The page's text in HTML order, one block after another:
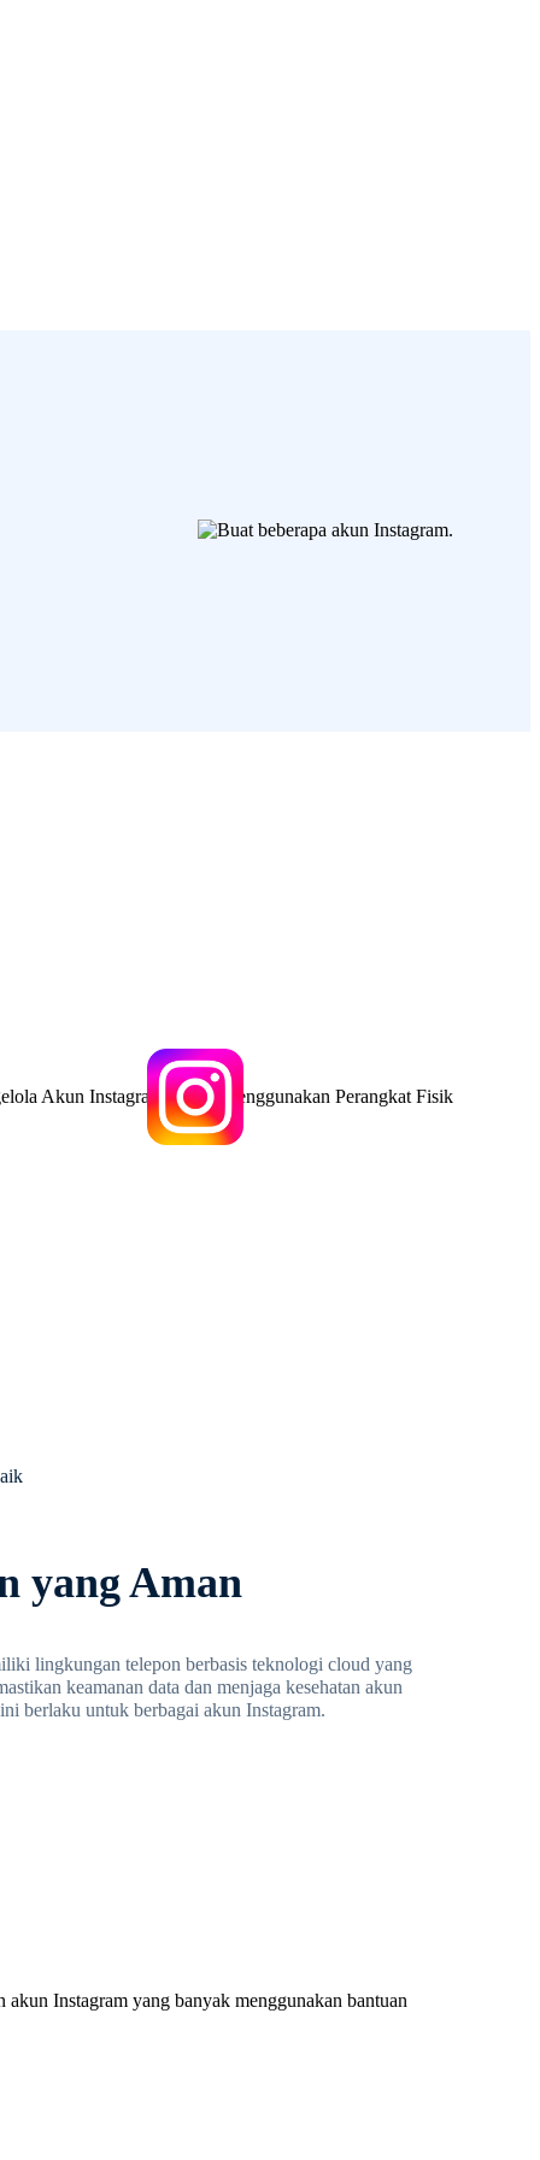
yang Aman
lingkungan telepon berbasis teknologi cloud yang
keamanan data dan menjaga kesehatan akun
berlaku untuk berbagai akun Instagram.